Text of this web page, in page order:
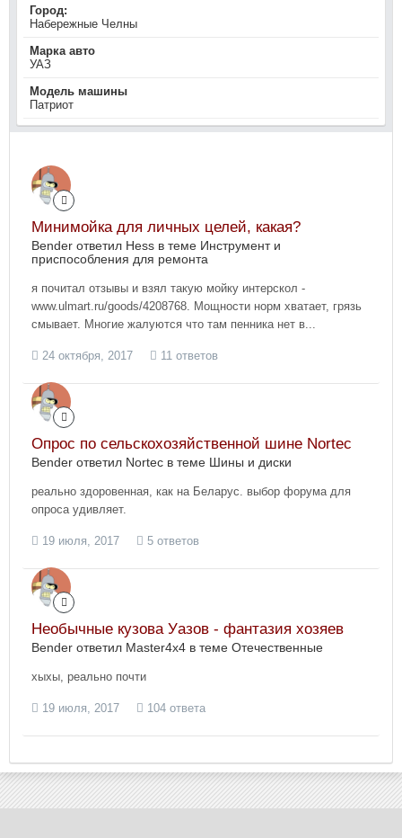
Город:
Набережные Челны
Марка авто
УАЗ
Модель машины
Патриот
Минимойка для личных целей, какая?
Bender ответил Hess в теме Инструмент и
приспособления для ремонта
я почитал отзывы и взял такую мойку интерскол -
www.ulmart.ru/goods/4208768. Мощности норм хватает, грязь
смывает. Многие жалуются что там пенника нет в...
24 октября, 2017 11 ответов
Опрос по сельскохозяйственной шине Nortec
Bender ответил Nortec в теме Шины и диски
реально здоровенная, как на Беларус. выбор форума для
опроса удивляет.
19 июля, 2017 5 ответов
Необычные кузова Уазов - фантазия хозяев
Bender ответил Master4x4 в теме Отечественные
хыхы, реально почти
19 июля, 2017 104 ответа